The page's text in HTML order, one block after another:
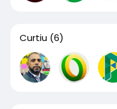
Curtiu (6)